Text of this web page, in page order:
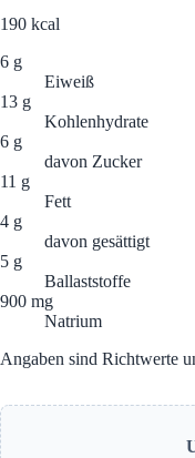
190 kcal
6 g
Eiweiß
13 g
Kohlenhydrate
6 g
davon Zucker
11 g
Fett
4 g
davon gesättigt
5 g
Ballaststoffe
900 mg
Natrium
Angaben sind Richtwerte